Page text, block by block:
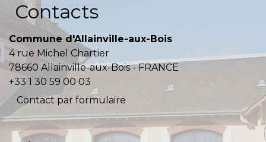
Contacts
Commune d'Allainville-aux-Bois
4 rue Michel Chartier
78660 Allainville-aux-Bois - FRANCE
+33 1 30 59 00 03
Contact par formulaire